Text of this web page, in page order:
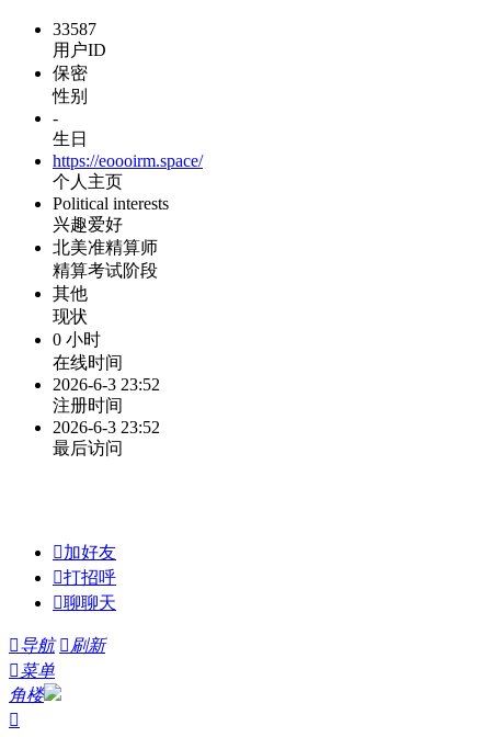
33587
用户ID
保密
性别
-
生日
https://eoooirm.space/
个人主页
Political interests
兴趣爱好
北美准精算师
精算考试阶段
其他
现状
0 小时
在线时间
2026-6-3 23:52
注册时间
2026-6-3 23:52
最后访问
加好友
打招呼
聊聊天
导航 刷新
菜单
角楼
